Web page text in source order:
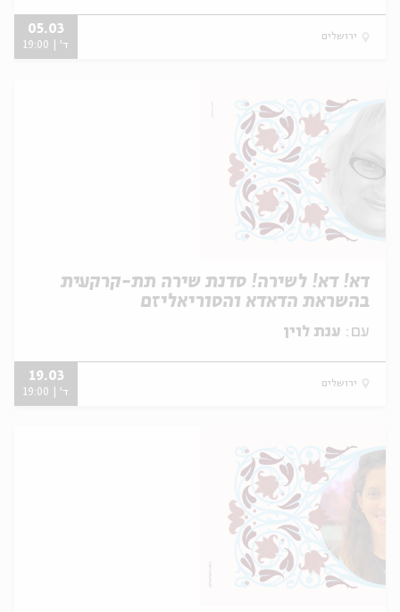
ירושלים
05.03
ד' | 19:00
דא! דא! לשירה! סדנת שירה תת-קרקעית
בהשראת הדאדא והסוריאליזם
עם: ענת לוין
ירושלים
19.03
ד' | 19:00